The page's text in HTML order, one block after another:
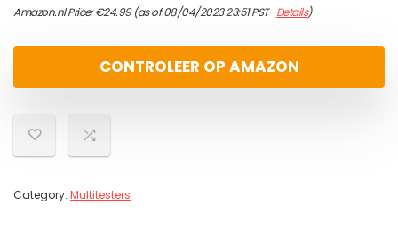
Amazon.nl Price:€24.99(as of 08/04/2023 23:51 PST-Details)
CONTROLEER OP AMAZON
Category: Multitesters